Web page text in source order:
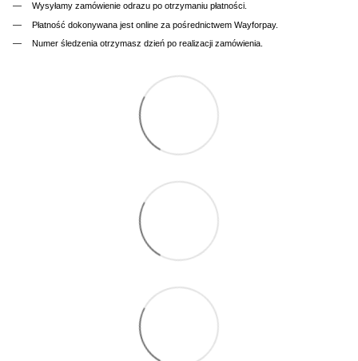
Wysyłamy zamówienie odrazu po otrzymaniu płatności.
Płatność dokonywana jest online za pośrednictwem Wayforpay.
Numer śledzenia otrzymasz dzień po realizacji zamówienia.